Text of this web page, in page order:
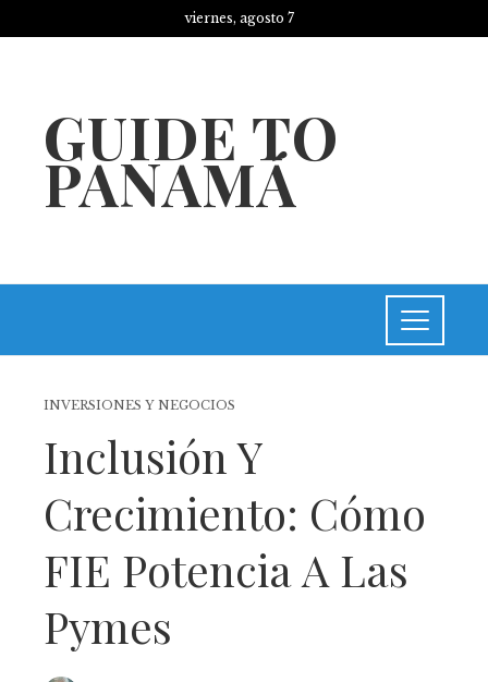
viernes, agosto 7
GUIDE TO
PANAMÁ
INVERSIONES Y NEGOCIOS
Inclusión Y
Crecimiento: Cómo
FIE Potencia A Las
Pymes